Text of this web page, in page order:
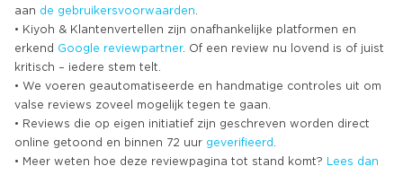
aan de gebruikersvoorwaarden
• Kiyoh & Klantenvertellen zijn onafhankelijke platformen en
erkend Google reviewpartner. Of een review nu lovend is of juist
kritisch – iedere stem telt.
• We voeren geautomatiseerde en handmatige controles uit om
valse reviews zoveel mogelijk tegen te gaan.
• Reviews die op eigen initiatief zijn geschreven worden direct
online getoond en binnen 72 uur geverifieerd
• Meer weten hoe deze reviewpagina tot stand komt?
Lees dan